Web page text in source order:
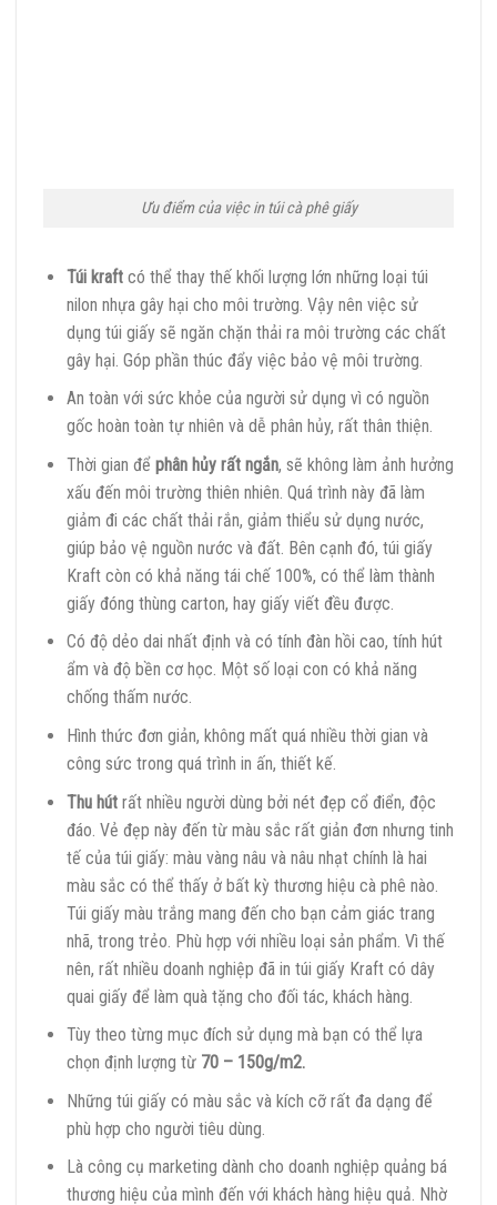
Ưu điểm của việc in túi cà phê giấy
Túi kraftcó thể thay thế khối lượng lớn những loại túi
nilon nhựa gây hại cho môi trường. Vậy nên việc sử
dụng túi giấy sẽ ngăn chặn thải ra môi trường các chất
gây hại. Góp phần thúc đẩy việc bảo vệ môi trường.
An toàn với sức khỏe của người sử dụng vì có nguồn
gốc hoàn toàn tự nhiên và dễ phân hủy, rất thân thiện.
Thời gian để phân hủy rất ngắn, sẽ không làm ảnh hưởng
xấu đến môi trường thiên nhiên. Quá trình này đã làm
giảm đi các chất thải rắn, giảm thiểu sử dụng nước,
giúp bảo vệ nguồn nước và đất. Bên cạnh đó, túi giấy
Kraft còn có khả năng tái chế 100%, có thể làm thành
giấy đóng thùng carton, hay giấy viết đều được.
Có độ dẻo dai nhất định và có tính đàn hồi cao, tính hút
ẩm và độ bền cơ học. Một số loại con có khả năng
chống thấm nước.
Hình thức đơn giản, không mất quá nhiều thời gian và
công sức trong quá trình in ấn, thiết kế.
Thu hútrất nhiều người dùng bởi nét đẹp cổ điển, độc
đáo. Vẻ đẹp này đến từ màu sắc rất giản đơn nhưng tinh
tế của túi giấy: màu vàng nâu và nâu nhạt chính là hai
màu sắc có thể thấy ở bất kỳ thương hiệu cà phê nào.
Túi giấy màu trắng mang đến cho bạn cảm giác trang
nhã, trong trẻo. Phù hợp với nhiều loại sản phẩm. Vì thế
nên, rất nhiều doanh nghiệp đã in túi giấy Kraft có dây
quai giấy để làm quà tặng cho đối tác, khách hàng.
Tùy theo từng mục đích sử dụng mà bạn có thể lựa
chọn định lượng từ 70 – 150g/m2.
Những túi giấy có màu sắc và kích cỡ rất đa dạng để
phù hợp cho người tiêu dùng.
Là công cụ marketing dành cho doanh nghiệp quảng bá
thương hiệu của mình đến với khách hàng hiệu quả. Nhờ